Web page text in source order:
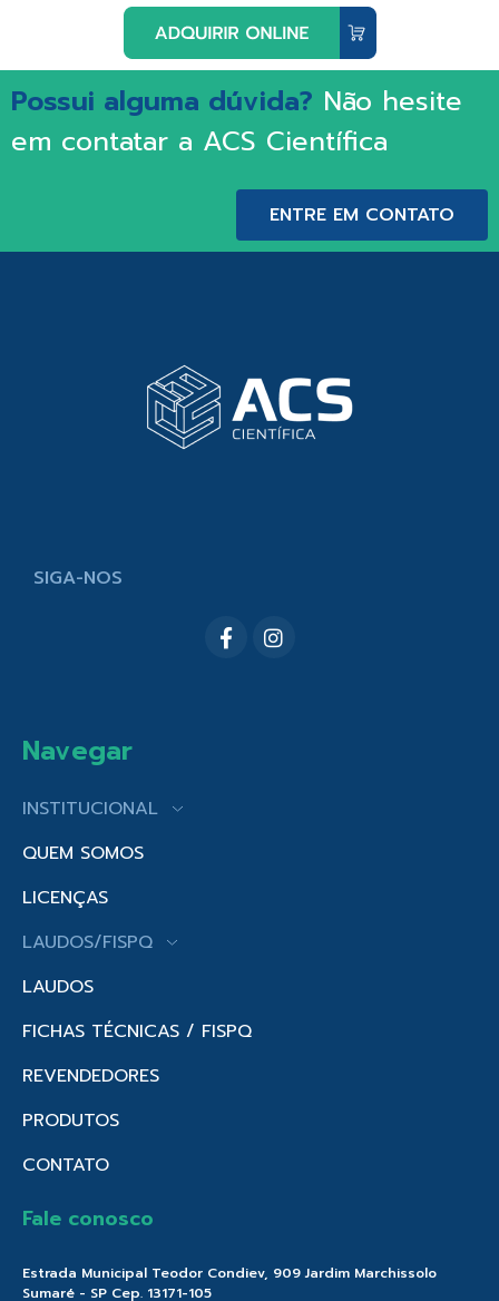
Possui alguma dúvida? Não hesite
em contatar a ACS Científica
ENTRE EM CONTATO
SIGA-NOS
Navegar
INSTITUCIONAL
QUEM SOMOS
LICENÇAS
LAUDOS/FISPQ
LAUDOS
FICHAS TÉCNICAS / FISPQ
REVENDEDORES
PRODUTOS
CONTATO
Fale conosco
Estrada Municipal Teodor Condiev, 909 Jardim Marchissolo
Sumaré - SP Cep. 13171-105